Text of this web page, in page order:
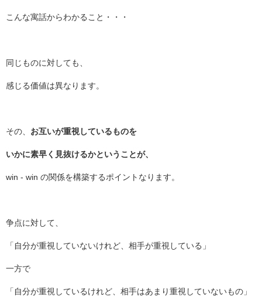
こんな寓話からわかること・・・
同じものに対しても、
感じる価値は異なります。
その、 お互いが重視しているものを
いかに素早く見抜けるかということが、
win - win の関係を構築するポイントなります。
争点に対して、
「自分が重視していないけれど、相手が重視している」
一方で
「自分が重視しているけれど、相手はあまり重視していないもの」